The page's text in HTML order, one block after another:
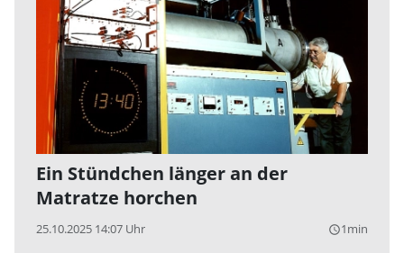
Ein Stündchen länger an der
Matratze horchen
25.10.2025 14:07 Uhr query_builder1min